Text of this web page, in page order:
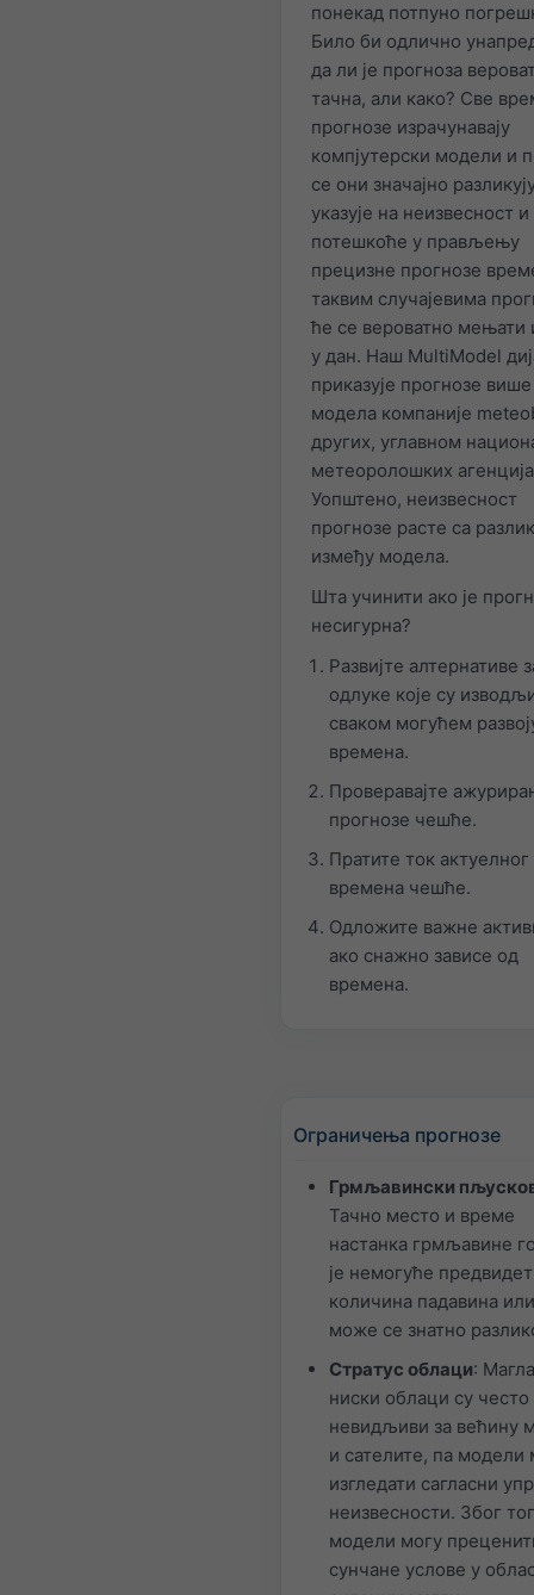
понекад потпуно
Било би одлично
да ли је прогноза
тачна, али како? Све
прогнозе израчунавају
компјутерски модели и
се они значајно
указује на неизвесност и
потешкоће у прављењу
прецизне прогнозе
таквим случајевима
ће се вероватно мењати
у дан. Наш MultiModel
приказује прогнозе више
модела компаније
других, углавном
метеоролошких
Уопштено, неизвесност
прогнозе расте са
између модела.
Шта учинити ако је
несигурна?
Развијте алтернативе
одлуке које су
сваком могућем
времена.
Проверавајте
прогнозе чешће.
Пратите ток актуелног
времена чешће.
Одложите важне
ако снажно зависе од
времена.
Ограничења прогнозе
Грмљавински
Тачно место и време
настанка грмљавине
је немогуће
количина падавина
може се знатно
Стратус облаци:
ниски облаци су често
невидљиви за већину
и сателите, па модели
изгледати сагласни
неизвесности. Због
модели могу
сунчане услове у